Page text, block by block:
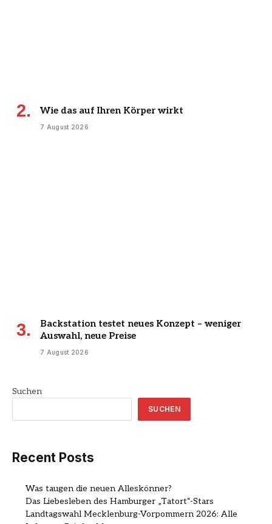
Wie das auf Ihren Körper wirkt
7 August 2026
Backstation testet neues Konzept – weniger
Auswahl, neue Preise
7 August 2026
Suchen
SUCHEN
Recent Posts
Was taugen die neuen Alleskönner?
Das Liebesleben des Hamburger „Tatort“-Stars
Landtagswahl Mecklenburg-Vorpommern 2026: Alle